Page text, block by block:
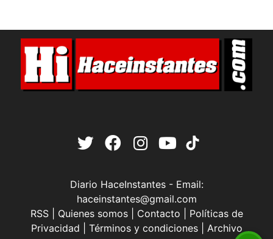
Diario HaceInstantes - Email:
haceinstantes@gmail.com
RSS| Quienes somos| Contacto
Políticas de
Privacidad
Términos y condiciones| Archivo